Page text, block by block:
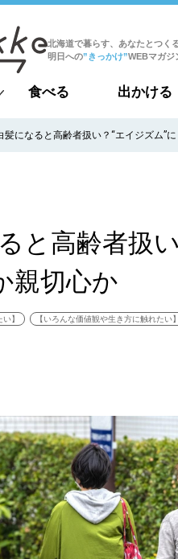
北海道で暮らす、あなたとつくる
明日への”きっかけ”WEBマガジ
食べる 出かける
髪になると高齢者扱い？“エイジズム”
と高齢者扱
親切心か
】
【いろんな価値観や生き方に触れたい】